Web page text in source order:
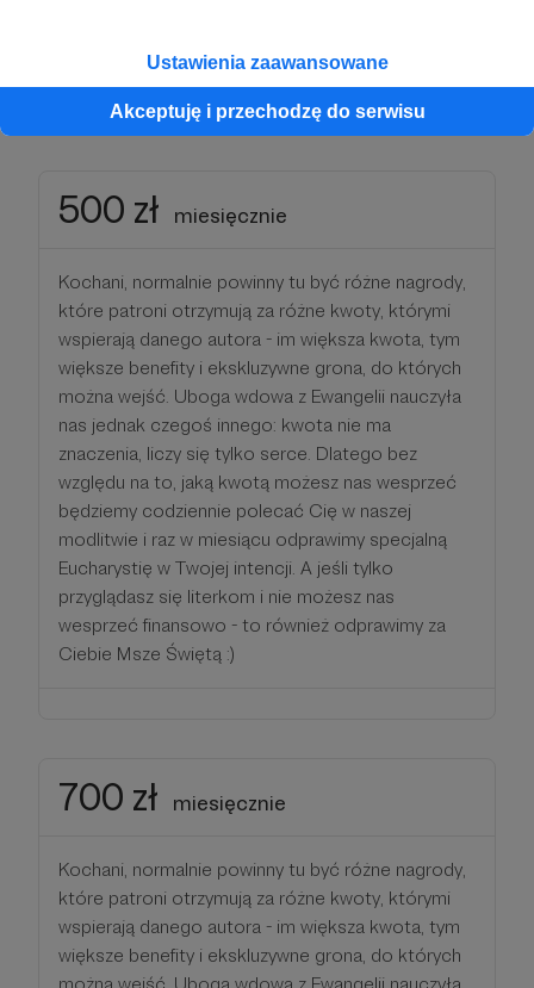
Ustawienia zaawansowane
Akceptuję i przechodzę do serwisu
Ciebie Msze Świętą :)
500 zł miesięcznie
Kochani, normalnie powinny tu być różne nagrody,
które patroni otrzymują za różne kwoty, którymi
wspierają danego autora - im większa kwota, tym
większe benefity i ekskluzywne grona, do których
można wejść. Uboga wdowa z Ewangelii nauczyła
nas jednak czegoś innego: kwota nie ma
znaczenia, liczy się tylko serce. Dlatego bez
względu na to, jaką kwotą możesz nas wesprzeć
będziemy codziennie polecać Cię w naszej
modlitwie i raz w miesiącu odprawimy specjalną
Eucharystię w Twojej intencji. A jeśli tylko
przyglądasz się literkom i nie możesz nas
wesprzeć finansowo - to również odprawimy za
Ciebie Msze Świętą :)
700 zł miesięcznie
Kochani, normalnie powinny tu być różne nagrody,
które patroni otrzymują za różne kwoty, którymi
wspierają danego autora - im większa kwota, tym
większe benefity i ekskluzywne grona, do których